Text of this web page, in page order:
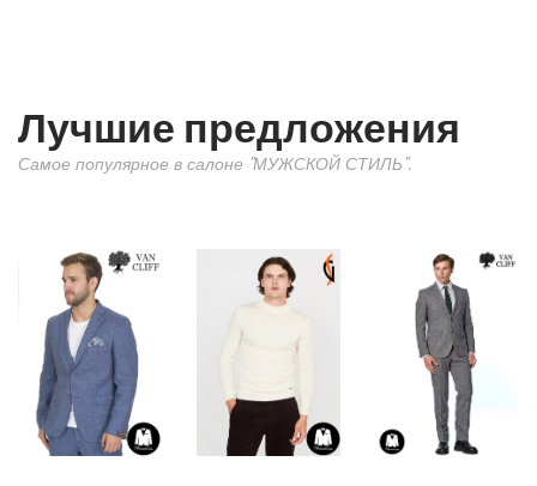
Лучшие предложения
Самое популярное в салоне "МУЖСКОЙ СТИЛЬ".